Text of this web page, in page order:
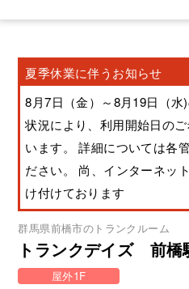
夏季休業に伴うお知らせ
8月7日（金）～8月19日（
状況により、利用開始日の
います。 詳細については各
ださい。 尚、インターネッ
け付けております
群馬県前橋市のトランクルーム
トランクデイズ 前橋
屋外1F